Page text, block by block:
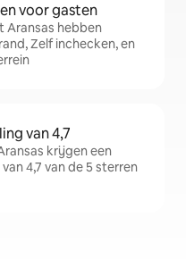
voor gasten
Aransas hebben
Zelf inchecken, en
van 4,7
krijgen een
4,7 van de 5 sterren